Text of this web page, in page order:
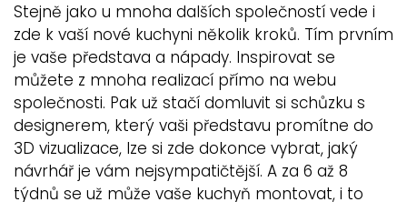
Stejně jako u mnoha dalších společností vede i
zde k vaší nové kuchyni několik kroků. Tím prvním
je vaše představa a nápady. Inspirovat se
můžete z mnoha realizací přímo na webu
společnosti. Pak už stačí domluvit si schůzku s
designerem, který vaši představu promítne do
3D vizualizace, lze si zde dokonce vybrat, jaký
návrhář je vám nejsympatičtější. A za 6 až 8
týdnů se už může vaše kuchyň montovat, i to